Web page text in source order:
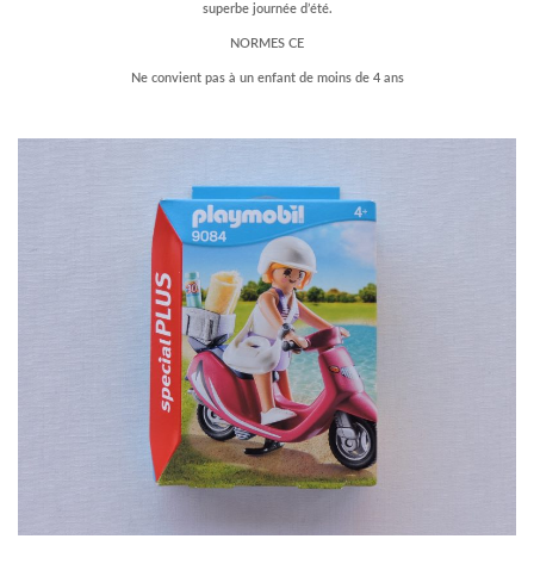
superbe journée d’été.
NORMES CE
Ne convient pas à un enfant de moins de 4 ans